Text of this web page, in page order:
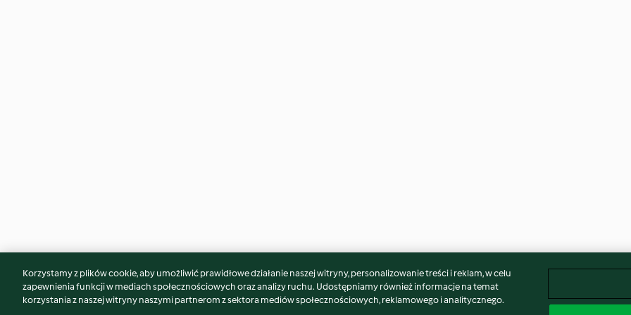
Może spodoba Ci się również...
Korzystamy z plików cookie, aby umożliwić prawidłowe działanie naszej witryny, personalizowanie treści i reklam, w celu
zapewnienia funkcji w mediach społecznościowych oraz analizy ruchu. Udostępniamy również informacje na temat
korzystania z naszej witryny naszymi partnerom z sektora mediów społecznościowych, reklamowego i analitycznego.